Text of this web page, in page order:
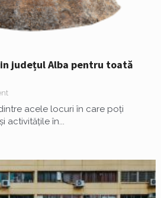
județul Alba pentru toată
acele locuri în care poți
activitățile în...